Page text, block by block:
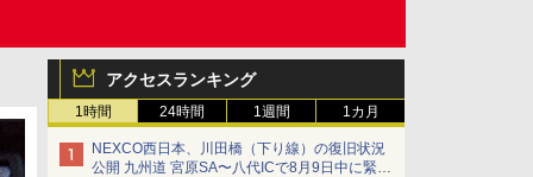
アクセスランキング
1時間 24時間 1週間 1カ月
NEXCO西日本、川田橋（下り線）の復旧状況
公開 九州道 宮原SA〜八代ICで8月9日中に緊急